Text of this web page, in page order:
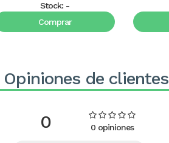
Stock: -
Comprar
Opiniones de clientes
0 0 opiniones